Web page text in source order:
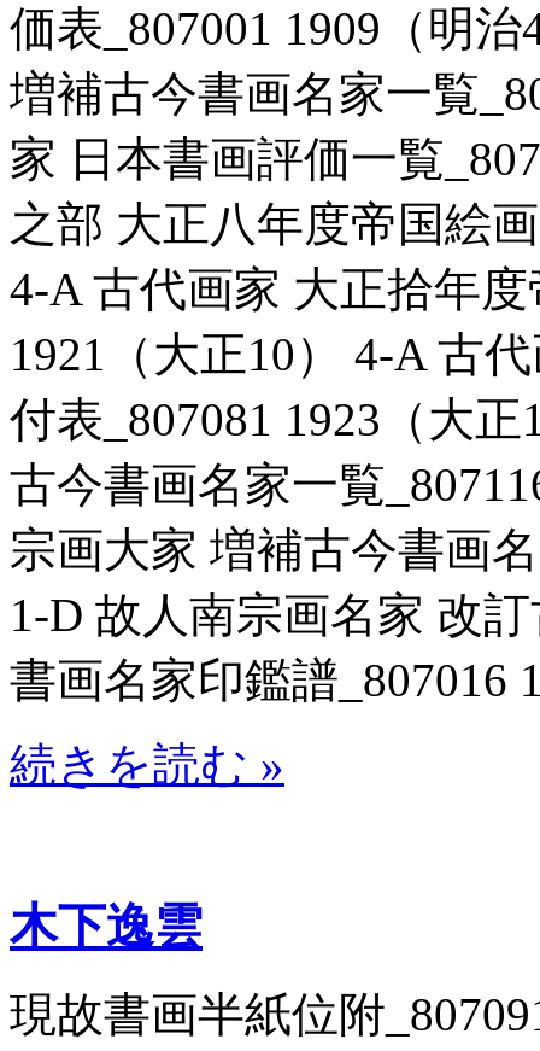
価表_807001 1909（明
増補古今書画名家一覧
家 日本書画評価一覧
之部 大正八年度帝国絵
4-A 古代画家 大正拾年
1921（大正10） 4-A 古
付表_807081 1923（大
古今書画名家一覧
宗画大家 増補古今書画
1-D 故人南宗画名家 改
書画名家印鑑譜_807016
続きを読む »
木下逸雲
現故書画半紙位附